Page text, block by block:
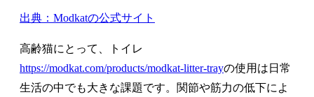
出典：Modkatの公式サイト
高齢猫にとって、トイレ
https://modkat.com/products/modkat-litter-trayの使用は日常
生活の中でも大きな課題です。関節や筋力の低下によ